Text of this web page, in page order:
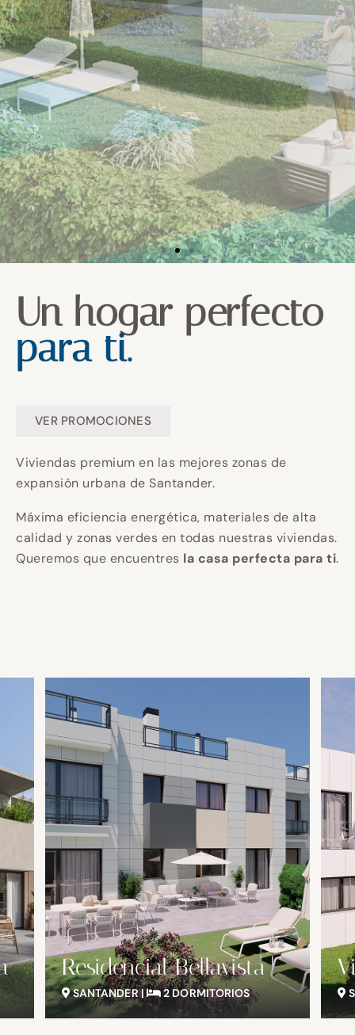
Construyendo
tu hogar en
CANTABRIA.
Invierte en
calidad y
eficiencia
energética
Un hogar
perfecto
para ti.
Construyendo
tu hogar en
CANTABRIA.
Invierte en
calidad y
eficiencia
energética
Un hogar
perfecto
para ti.
Construyendo
tu hogar en
CANTABRIA.
Invierte en
calidad y
eficiencia
energética
Un hogar
perfecto
para ti.
Un hogar perfecto
para ti.
VER PROMOCIONES
Viviendas premium en las mejores zonas de
expansión urbana de Santander.
Máxima eficiencia energética, materiales de alta
calidad y zonas verdes en todas nuestras viviendas.
Queremos que encuentres la casa perfecta para ti.
Residencial Bellavista
SANTANDER | 2 DORMITORIOS